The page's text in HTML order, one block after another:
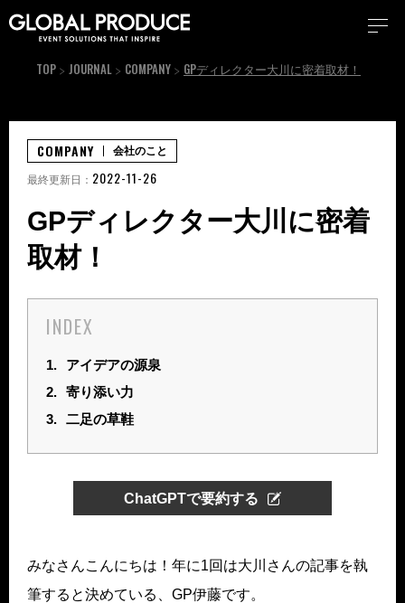
TOP JOURNAL COMPANY GPディレクター大川に密着取材！
GPディレクター大川に密着
取材！
INDEX
1.
アイデアの源泉
2. 寄り添い力
3. 二足の草鞋
ChatGPTで要約する
みなさんこんにちは！年に1回は大川さんの記事を執
筆すると決めている、GP伊藤です。
COMPANY 会社のこと
最終更新日： 2022-11-26